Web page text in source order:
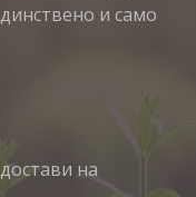
и само
на